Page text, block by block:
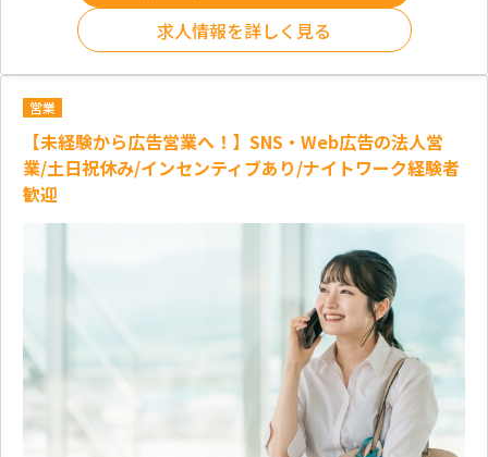
求人情報を詳しく見る
営業
【未経験から広告営業へ！】SNS・Web広告の法人営
業/土日祝休み/インセンティブあり/ナイトワーク経験者
歓迎